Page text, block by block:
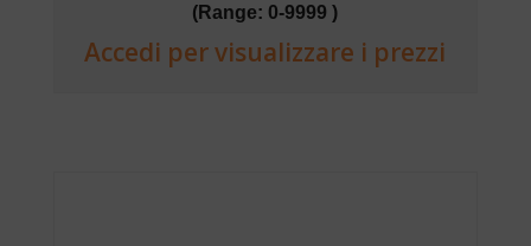
(Range: 0-9999 )
Accedi per visualizzare i prezzi